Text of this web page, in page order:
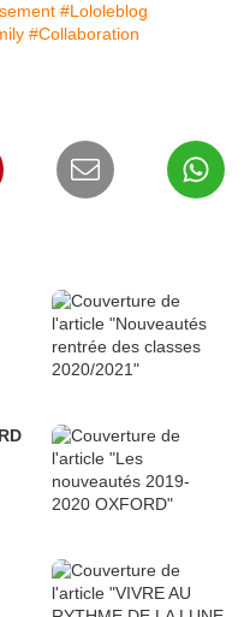
#Lololeblog
#Collaboration